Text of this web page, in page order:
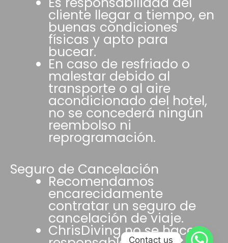
cliente llegar a tiempo, en
buenas condiciones
físicas y apto para
bucear.
En caso de resfriado o
malestar debido al
transporte o al aire
acondicionado del hotel,
no se concederá ningún
reembolso ni
reprogramación.
Seguro de Cancelación
Recomendamos
encarecidamente
contratar un seguro de
cancelación de viaje.
ChrisDiving no se hace
Contact us